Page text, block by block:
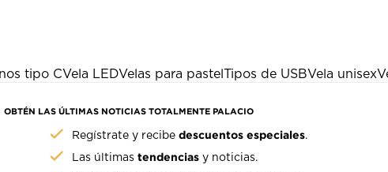
tipo CVela LEDVelas para pastel Tipos de USBVela unisex
OBTÉN LAS ÚLTIMAS NOTICIAS TOTALMENTE PALACIO
Regístrate y recibedescuentos especiales.
Las últimastendencias y noticias.